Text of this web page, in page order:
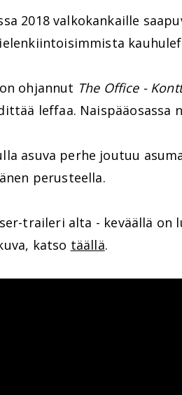
2018 valkokankaille
ohjannut The Office -
leffaa. Naispääosassa
asuva perhe joutuu
perusteella.
traileri alta - keväällä on
katso täällä.